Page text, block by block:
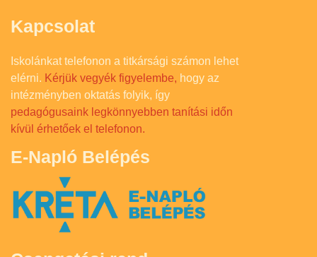
Kapcsolat
Iskolánkat telefonon a titkársági számon lehet
elérni. Kérjük vegyék figyelembe, hogy az
intézményben oktatás folyik, így
pedagógusaink legkönnyebben tanítási időn
kívül érhetőek el telefonon.
E-Napló Belépés